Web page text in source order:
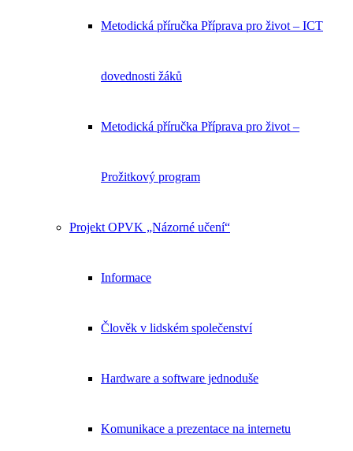
Metodická příručka Příprava pro život – ICT
dovednosti žáků
Metodická příručka Příprava pro život –
Prožitkový program
Projekt OPVK „Názorné učení“
Informace
Člověk v lidském společenství
Hardware a software jednoduše
Komunikace a prezentace na internetu